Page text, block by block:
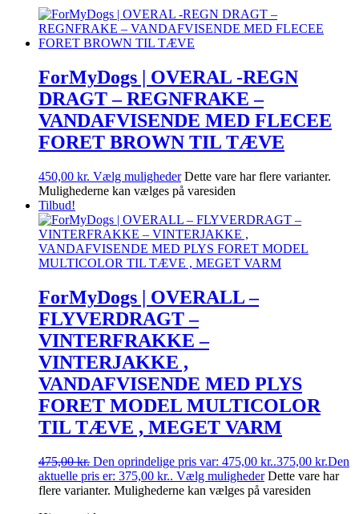
ForMyDogs | OVERAL -REGN
DRAGT – REGNFRAKE –
VANDAFVISENDE MED FLECEE
FORET BROWN TIL TÆVE
450,00 kr. Vælg muligheder Dette vare har flere varianter.
Mulighederne kan vælges på varesiden
Tilbud!
ForMyDogs | OVERALL –
FLYVERDRAGT –
VINTERFRAKKE –
VINTERJAKKE ,
VANDAFVISENDE MED PLYS
FORET MODEL MULTICOLOR
TIL TÆVE , MEGET VARM
475,00kr. Den oprindelige pris var: 475,00 kr..375,00 kr.Den
aktuelle pris er: 375,00 kr.. Vælg muligheder Dette vare har
flere varianter. Mulighederne kan vælges på varesiden